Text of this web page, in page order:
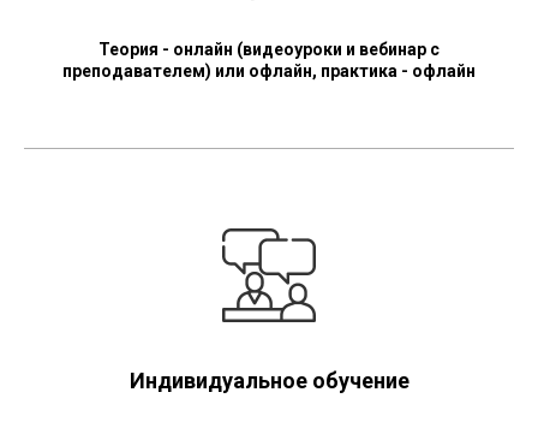
Теория - онлайн (видеоуроки и вебинар с
преподавателем) или офлайн, практика - офлайн
Индивидуальное обучение